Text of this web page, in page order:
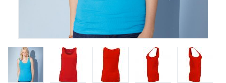
ROADSHOWS, FORUM DES EXPERTS
CATALOGUES & TARIFS
MARQUES & CERTIFICATS
TECHNIQUES MARQUAGE